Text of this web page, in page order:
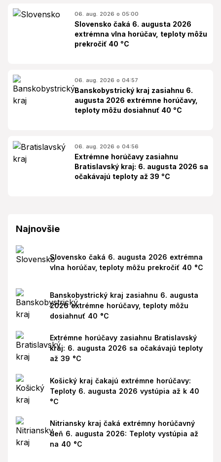
06. aug. 2026 o 05:00
Slovensko čaká 6. augusta 2026
extrémna vlna horúčav, teploty môžu
prekročiť 40 °C
06. aug. 2026 o 04:57
Banskobystrický kraj zasiahnu 6.
augusta 2026 extrémne horúčavy,
teploty môžu dosiahnuť 40 °C
06. aug. 2026 o 04:56
Extrémne horúčavy zasiahnu
Bratislavský kraj: 6. augusta 2026 sa
očakávajú teploty až 39 °C
Najnovšie
Slovensko čaká 6. augusta 2026 extrémna
vlna horúčav, teploty môžu prekročiť 40 °C
Banskobystrický kraj zasiahnu 6. augusta
2026 extrémne horúčavy, teploty môžu
dosiahnuť 40 °C
Extrémne horúčavy zasiahnu Bratislavský
kraj: 6. augusta 2026 sa očakávajú teploty
až 39 °C
Košický kraj čakajú extrémne horúčavy:
Teploty 6. augusta 2026 vystúpia až k 40
°C
Nitriansky kraj čaká extrémny horúčavný
deň 6. augusta 2026: Teploty vystúpia až
na 40 °C